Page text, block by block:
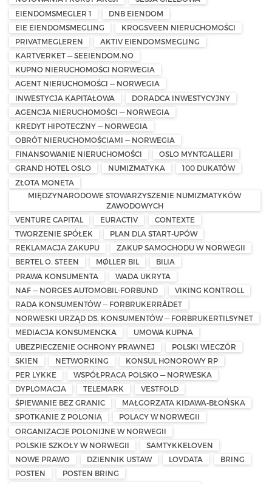
EIENDOMSMEGLER 1
DNB EIENDOM
EIE EIENDOMSMEGLING
KROGSVEEN NIERUCHOMOŚCI
PRIVATMEGLEREN
AKTIV EIENDOMSMEGLING
KARTVERKET — SEEIENDOM.NO
KUPNO NIERUCHOMOŚCI NORWEGIA
AGENT NIERUCHOMOŚCI — NORWEGIA
INWESTYCJA KAPITAŁOWA
DORADCA INWESTYCYJNY
AGENCJA NIERUCHOMOŚCI — NORWEGIA
KREDYT HIPOTECZNY — NORWEGIA
OBRÓT NIERUCHOMOŚCIAMI — NORWEGIA
FINANSOWANIE NIERUCHOMOŚCI
OSLO MYNTGALLERI
GRAND HOTEL OSLO
NUMIZMATYKA
100 DUKATÓW
ZŁOTA MONETA
MIĘDZYNARODOWE STOWARZYSZENIE NUMIZMATYKÓW
ZAWODOWYCH
VENTURE CAPITAL
EURACTIV
CONTEXTE
TWORZENIE SPÓŁEK
PLAN DLA START-UPÓW
REKLAMACJA ZAKUPU
ZAKUP SAMOCHODU W NORWEGII
BERTEL O. STEEN
MØLLER BIL
BILIA
PRAWA KONSUMENTA
WADA UKRYTA
NAF — NORGES AUTOMOBIL-FORBUND
VIKING KONTROLL
RADA KONSUMENTÓW — FORBRUKERRÅDET
NORWESKI URZĄD DS. KONSUMENTÓW — FORBRUKERTILSYNET
MEDIACJA KONSUMENCKA
UMOWA KUPNA
UBEZPIECZENIE OCHRONY PRAWNEJ
POLSKI WIECZÓR
SKIEN
NETWORKING
KONSUL HONOROWY RP
PER LYKKE
WSPÓŁPRACA POLSKO — NORWESKA
DYPLOMACJA
TELEMARK
VESTFOLD
ŚPIEWANIE BEZ GRANIC
MAŁGORZATA KIDAWA-BŁOŃSKA
SPOTKANIE Z POLONIĄ
POLACY W NORWEGII
ORGANIZACJE POLONIJNE W NORWEGII
POLSKIE SZKOŁY W NORWEGII
SAMTYKKELOVEN
NOWE PRAWO
DZIENNIK USTAW LOVDATA
BRING
POSTEN
POSTEN BRING